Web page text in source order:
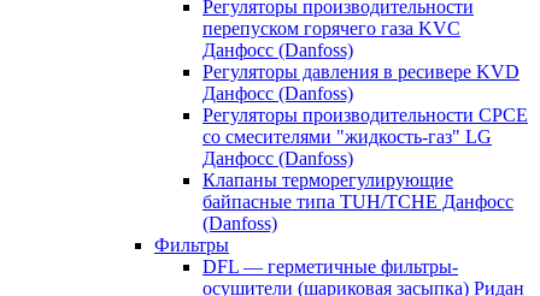
Регуляторы производительности
перепуском горячего газа KVC
Данфосс (Danfoss)
Регуляторы давления в ресивере KVD
Данфосс (Danfoss)
Регуляторы производительности CPCE
со смесителями "жидкость-газ" LG
Данфосс (Danfoss)
Клапаны терморегулирующие
байпасные типа TUH/TCHE Данфосс
(Danfoss)
Фильтры
DFL — герметичные фильтры-
осушители (шариковая засыпка) Ридан